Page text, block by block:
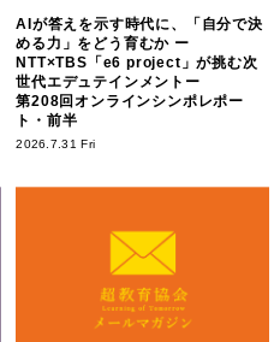
AIが答えを示す時代に、「自分で決
める力」をどう育むか ー
NTT×TBS「e6 project」が挑む次
世代エデュテインメントー
第208回オンラインシンポレポー
ト・前半
2026.7.31 Fri